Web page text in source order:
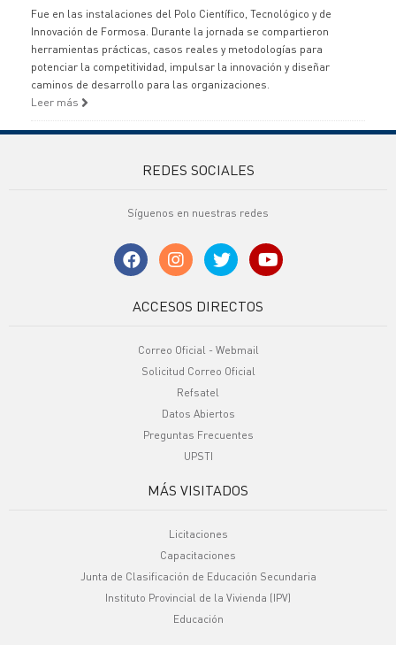
Fue en las instalaciones del Polo Científico, Tecnológico y de
Innovación de Formosa. Durante la jornada se compartieron
herramientas prácticas, casos reales y metodologías para
potenciar la competitividad, impulsar la innovación y diseñar
caminos de desarrollo para las organizaciones.
Leer más
REDES SOCIALES
Síguenos en nuestras redes
ACCESOS DIRECTOS
Correo Oficial - Webmail
Solicitud Correo Oficial
Refsatel
Datos Abiertos
Preguntas Frecuentes
UPSTI
MÁS VISITADOS
Licitaciones
Capacitaciones
Junta de Clasificación de Educación Secundaria
Instituto Provincial de la Vivienda (IPV)
Educación